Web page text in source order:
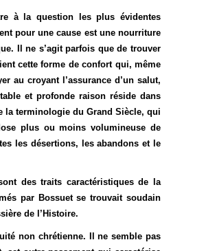
à la question les plus évidentes
pour une cause est une nourriture
Il ne s’agit parfois que de trouver
cette forme de confort qui, même
au croyant l’assurance d’un salut,
et profonde raison réside dans
la terminologie du Grand Siècle, qui
plus ou moins volumineuse de
les désertions, les abandons et le
des traits caractéristiques de la
par Bossuet se trouvait soudain
de l’Histoire.
non chrétienne. Il ne semble pas